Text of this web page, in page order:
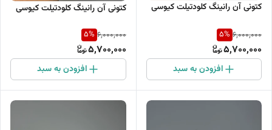
کتونی آن رانینگ کلودتیلت کیوسی
6,000,000
5%
5,700,000
افزودن به سبد
کتونی آن رانینگ کلودتیلت کیوسی
6,000,000
5%
5,700,000
افزودن به سبد